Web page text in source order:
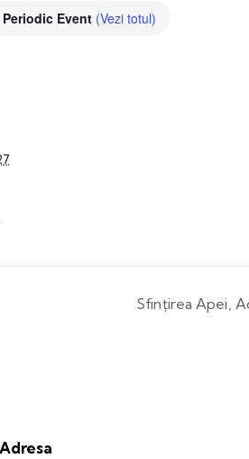
Periodic Event (Vezi totul)
Sfințirea Apei,
Adresa